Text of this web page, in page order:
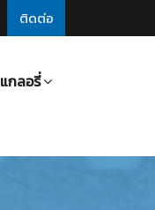
ติดต่อ
แกลอรี่